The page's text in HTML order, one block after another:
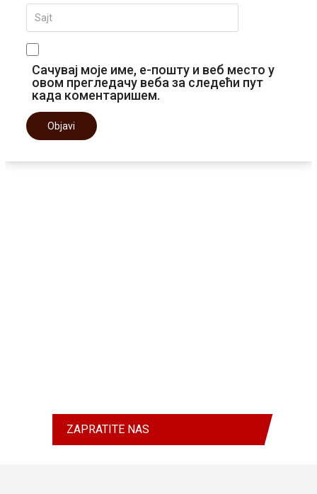
Сачувај моје име, е-пошту и веб место у
овом прегледачу веба за следећи пут
када коментаришем.
ZAPRATITE NAS